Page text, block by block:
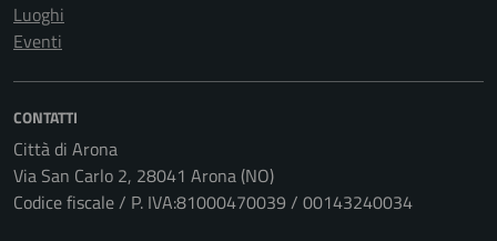
Luoghi
Eventi
CONTATTI
Città di Arona
Via San Carlo 2, 28041 Arona (NO)
Codice fiscale / P. IVA:81000470039 / 00143240034